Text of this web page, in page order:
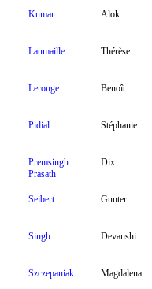
Kumar Alok
Laumaille Thérèse
Lerouge Benoît
Pidial Stéphanie
Premsingh
Prasath
Dix
Seibert Gunter
Singh Devanshi
Szczepaniak Magdalena